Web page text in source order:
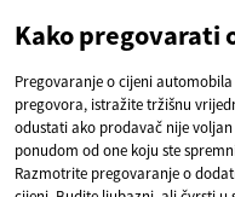
Kako pregovarati
Pregovaranje o cijeni
pregovora, istražite tržišnu
odustati ako prodavač nije
ponudom od one koju ste
Razmotrite pregovaranje o